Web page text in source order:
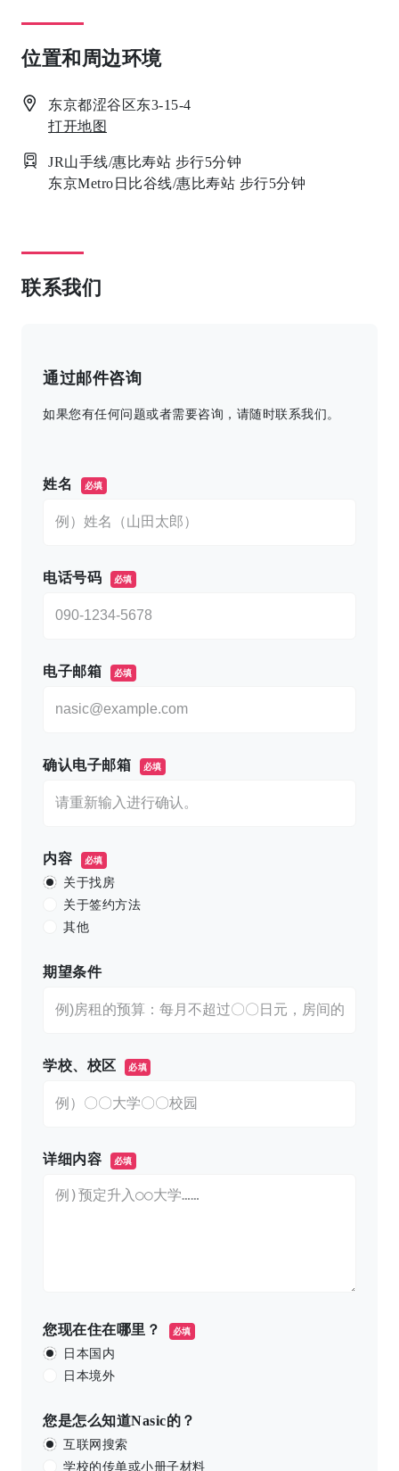
位置和周边环境
东京都涩谷区东3-15-4
打开地图
JR山手线/惠比寿站 步行5分钟
东京Metro日比谷线/惠比寿站 步行5分钟
联系我们
通过邮件咨询
如果您有任何问题或者需要咨询，请随时联系我们。
姓名 必填
电话号码 必填
电子邮箱 必填
确认电子邮箱 必填
内容 必填
关于找房
关于签约方法
其他
期望条件
学校、校区 必填
详细内容 必填
您现在住在哪里？ 必填
日本国内
日本境外
您是怎么知道Nasic的？
互联网搜索
学校的传单或小册子材料